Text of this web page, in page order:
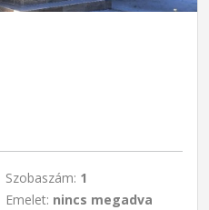
Szobaszám: 1
Emelet: nincs megadva